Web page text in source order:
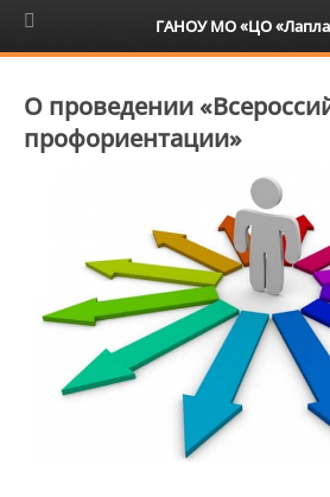
6+
О проведении
профориентации»
ГАНОУ МО «ЦО